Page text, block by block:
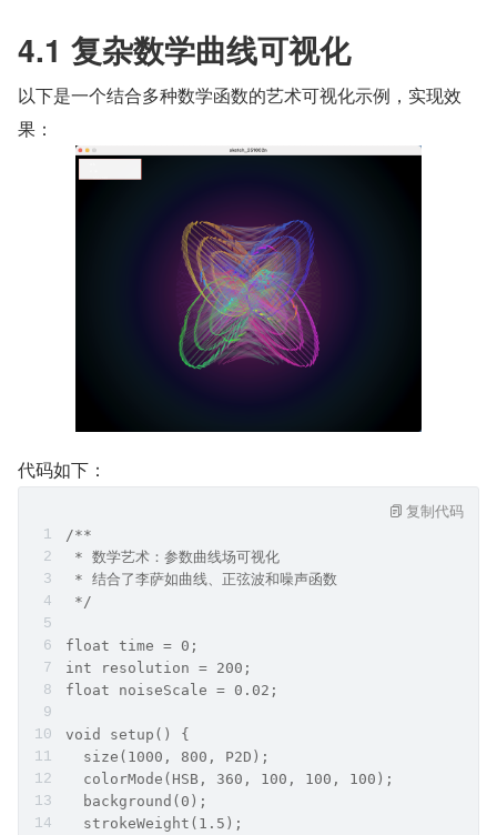
4.1 复杂数学曲线可视化
以下是一个结合多种数学函数的艺术可视化示例，实现效
果：
代码如下：
/**
* 数学艺术：参数曲线场可视化
* 结合了李萨如曲线、正弦波和噪声函数
*/
float time = 0;
int resolution = 200;
float noiseScale = 0.02;
void setup() {
  size(1000, 800, P2D);
  colorMode(HSB, 360, 100, 100, 100);
  background(0);
  strokeWeight(1.5);
复制代码